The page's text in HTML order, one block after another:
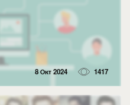
8 Окт 2024 1417